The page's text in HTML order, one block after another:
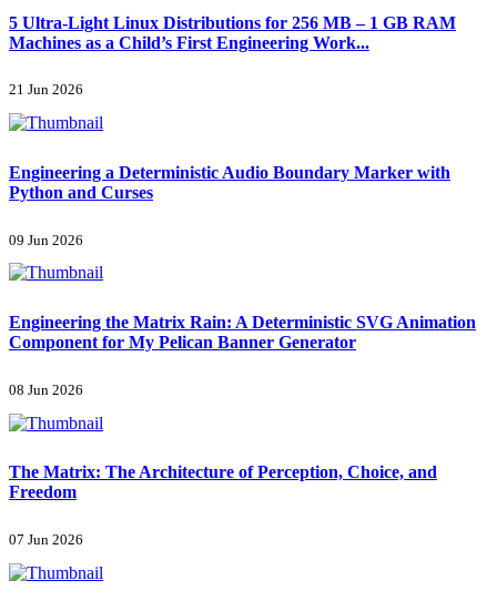
5 Ultra-Light Linux Distributions for 256 MB – 1 GB RAM
Machines as a Child’s First Engineering Work...
21 Jun 2026
Engineering a Deterministic Audio Boundary Marker with
Python and Curses
09 Jun 2026
Engineering the Matrix Rain: A Deterministic SVG Animation
Component for My Pelican Banner Generator
08 Jun 2026
The Matrix: The Architecture of Perception, Choice, and
Freedom
07 Jun 2026